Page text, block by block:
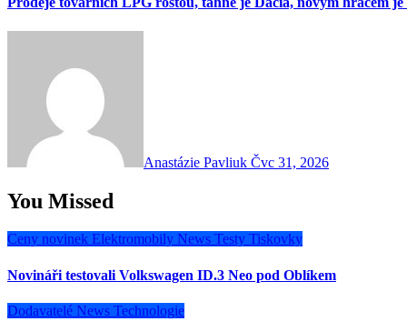
Anastázie Pavliuk Čvc 31, 2026
You Missed
Ceny novinek Elektromobily News Testy Tiskovky
Novináři testovali Volkswagen ID.3 Neo pod Oblíkem
Dodavatelé News Technologie